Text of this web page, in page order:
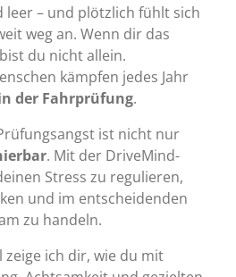
leer – und plötzlich fühlt sich
weg an. Wenn dir das
du nicht allein.
kämpfen jedes Jahr
der Fahrprüfung.
ist nicht nur
. Mit der DriveMind-
Stress zu regulieren,
und im entscheidenden
zu handeln.
zeige ich dir, wie du mit